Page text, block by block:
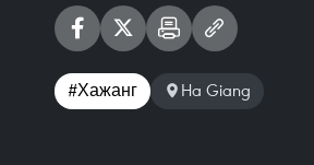
#Хажанг Ha Giang